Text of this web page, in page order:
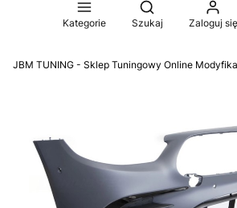
Kategorie
Otwórz
Szukaj Zaloguj się
JBM TUNING - Sklep Tuningowy Online